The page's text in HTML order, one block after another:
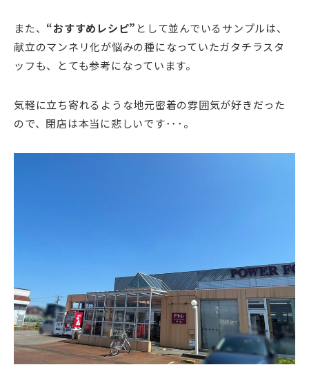
また、 “おすすめレシピ” として並んでいるサンプルは、
献立のマンネリ化が悩みの種になっていたガタチラスタ
ッフも、とても参考になっています。
気軽に立ち寄れるような地元密着の雰囲気が好きだった
ので、閉店は本当に悲しいです･･･。